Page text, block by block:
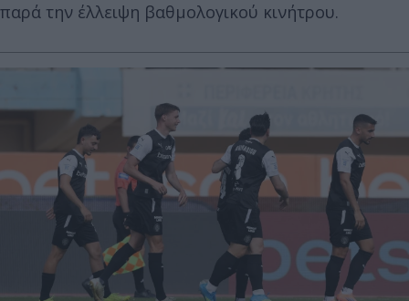
παρά την έλλειψη βαθμολογικού κινήτρου.